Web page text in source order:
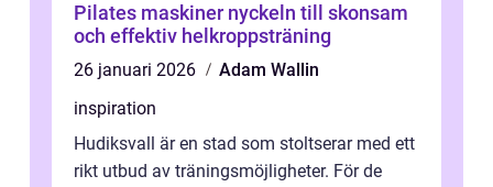
Pilates maskiner nyckeln till skonsam
och effektiv helkroppsträning
26 januari 2026
Adam Wallin
inspiration
Hudiksvall är en stad som stoltserar med ett
rikt utbud av träningsmöjligheter. För de